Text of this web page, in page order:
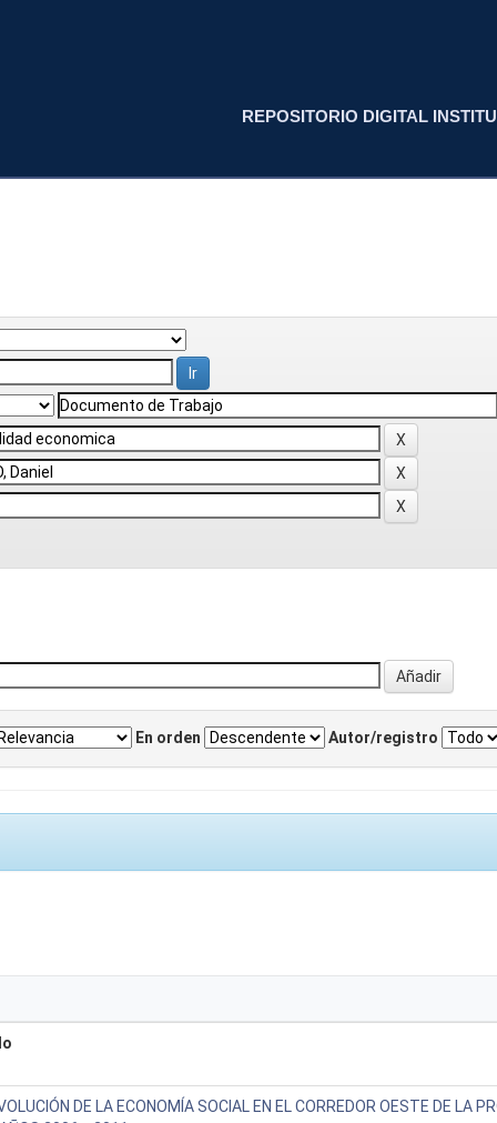
REPOSITORIO DIGITAL
En orden Autor/registro
DE LA ECONOMÍA SOCIAL EN EL CORREDOR OESTE DE LA